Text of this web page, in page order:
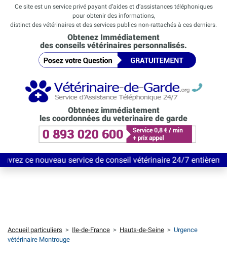
Ce site est un service privé payant d’aides et d’assistances téléphoniques
pour obtenir des informations,
distinct des vétérinaires et des services publics non-rattachés à ces derniers.
Obtenez Immédiatement
des conseils vétérinaires personnalisés.
Obtenez immédiatement
les coordonnées du veterinaire de garde
service de conseil vétérinaire 24/7 entièrement Gratuit
Accueil particuliers > Ile-de-France > Hauts-de-Seine > Urgence
vétérinaire Montrouge